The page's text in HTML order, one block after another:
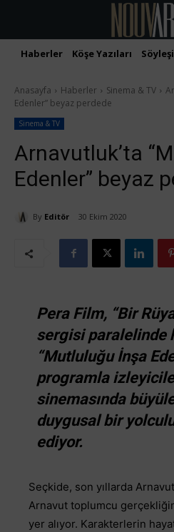
Haberler Köşe Yazıları
Anasayfa Haberler Sinema & TV
Edenler” beyaz perdede
Sinema & TV
Arnavutluk’ta
Edenler” beyaz
By Editör 30 Ekim 2020
Pera Film, “Bir
sergisi paralelinde
“Mutluluğu İnşa
programla
sinemasında
duygusal bir
ediyor.
Seçkide, son yıllarda
Arnavut toplumcu
yer alıyor. Karakterlerin